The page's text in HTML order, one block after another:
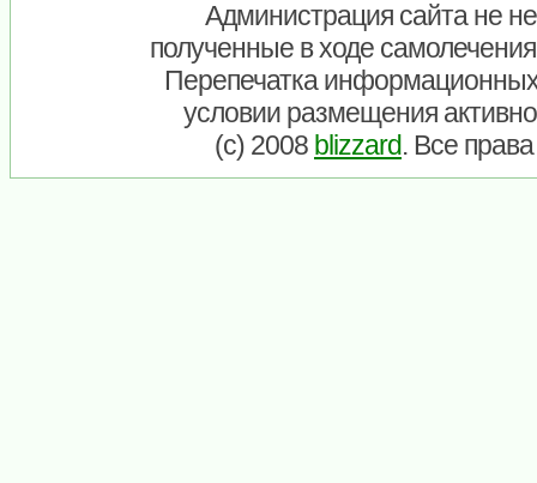
Администрация сайта не
полученные в ходе
Перепечатка
условии размещения
(c) 2008 blizzard. Все